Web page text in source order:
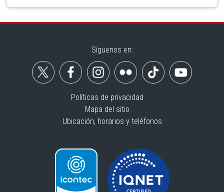
Síguenos en:
Políticas de privacidad
Mapa del sitio
Ubicación, horarios y teléfonos